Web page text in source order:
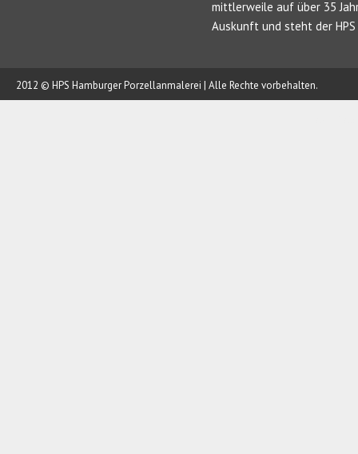
mittlerweile auf über 35
Auskunft und steht der
2012 © HPS Hamburger Porzellanmalerei | Alle Rechte vorbehalten.